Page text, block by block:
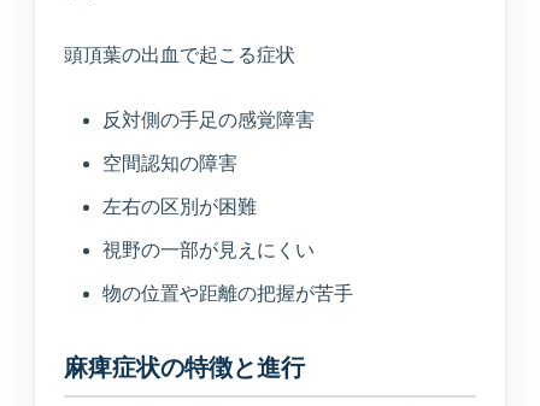
当院について
医院紹介・医師紹介
理念・診療体制・医師紹介・受付時間
検査機器・院内設備
所在地・駐車場・来院方法
頭頂葉の出血で起こる症状
反対側の手足の感覚障害
空間認知の障害
左右の区別が困難
視野の一部が見えにくい
物の位置や距離の把握が苦手
麻痺症状の特徴と進行